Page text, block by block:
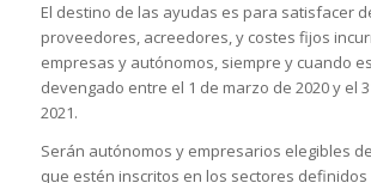
El destino de las ayudas es para satisfacer
proveedores, acreedores, y costes fijos
empresas y autónomos, siempre y cuando
devengado entre el 1 de marzo de 2020 y el
2021.
Serán autónomos y empresarios elegibles
que estén inscritos en los sectores definidos